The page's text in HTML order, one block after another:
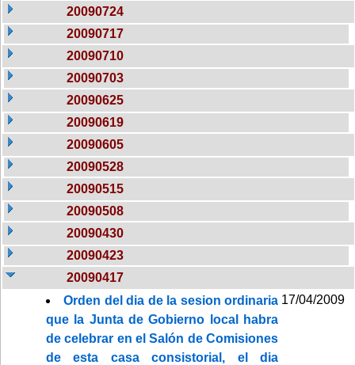
20090724
20090717
20090710
20090703
20090625
20090619
20090605
20090528
20090515
20090508
20090430
20090423
20090417
Orden del dia de la sesion ordinaria
que la Junta de Gobierno local habra
de celebrar en el Salón de Comisiones
de esta casa consistorial, el dia
17/04/2009